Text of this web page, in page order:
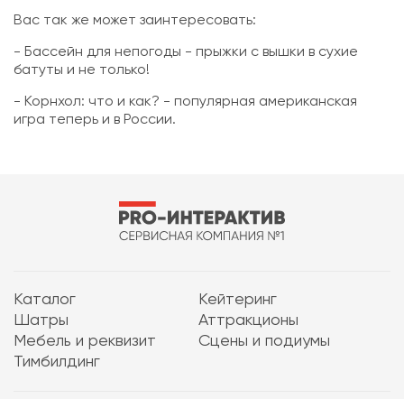
Вас так же может заинтересовать:
- Бассейн для непогоды - прыжки с вышки в сухие
батуты и не только!
- Корнхол: что и как? - популярная американская
игра теперь и в России.
Каталог
Кейтеринг
Шатры
Аттракционы
Мебель и реквизит
Сцены и подиумы
Тимбилдинг